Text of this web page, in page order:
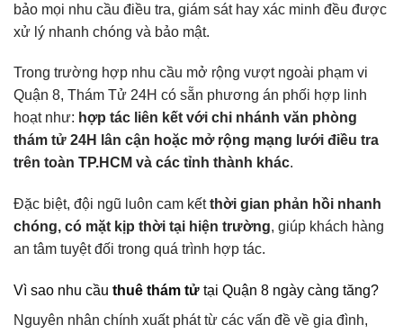
bảo mọi nhu cầu điều tra, giám sát hay xác minh đều được
xử lý nhanh chóng và bảo mật.
Trong trường hợp nhu cầu mở rộng vượt ngoài phạm vi
Quận 8, Thám Tử 24H có sẵn phương án phối hợp linh
hoạt như: hợp tác liên kết với chi nhánh văn phòng
thám tử 24H lân cận hoặc mở rộng mạng lưới điều tra
trên toàn TP.HCM và các tỉnh thành khác.
Đặc biệt, đội ngũ luôn cam kếtthời gian phản hồi nhanh
chóng, có mặt kịp thời tại hiện trường, giúp khách hàng
an tâm tuyệt đối trong quá trình hợp tác.
Vì sao nhu cầu thuê thám tử tại Quận 8 ngày càng tăng?
Nguyên nhân chính xuất phát từ các vấn đề về gia đình,